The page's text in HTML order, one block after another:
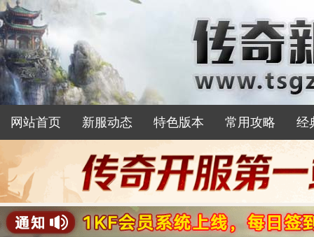
网站首页 新服动态 特色版本 常用攻略 经